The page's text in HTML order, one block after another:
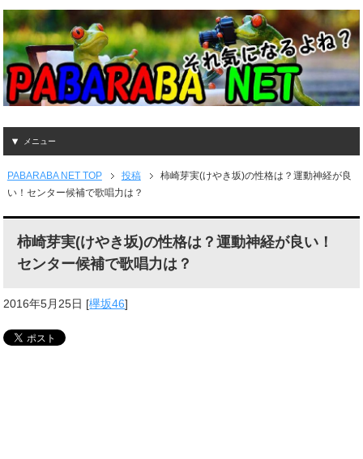
メニュー
PABARABA NET TOP 投稿
柿崎芽実(けやき坂)の性格は？運動神経が良
い！センター候補で歌唱力は？
柿崎芽実(けやき坂)の性格は？運動神経が良い！
センター候補で歌唱力は？
2016年5月25日 [欅坂46]